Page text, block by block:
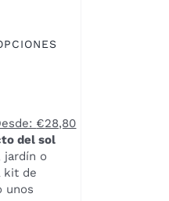
€28,80
del sol
jardín o
kit de
unos